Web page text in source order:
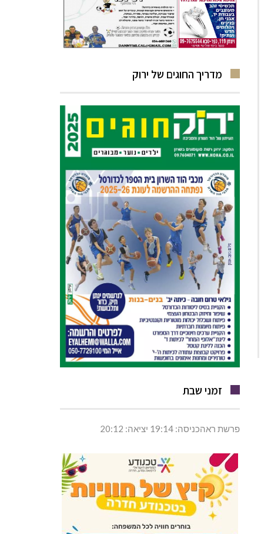
מדריך החוגים של ירוק
זמני שבת
פרשת ראהכניסה: 19:14 יציאה: 20:12